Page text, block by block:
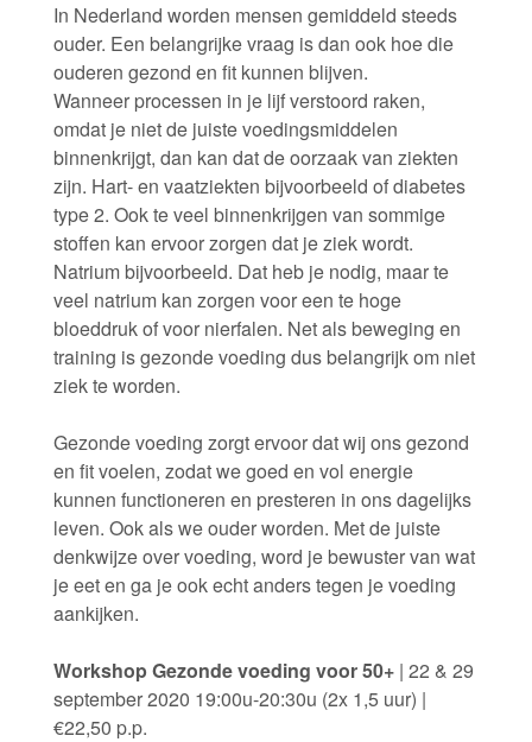
In Nederland worden mensen gemiddeld steeds
ouder. Een belangrijke vraag is dan ook hoe die
ouderen gezond en fit kunnen blijven.
Wanneer processen in je lijf verstoord raken,
omdat je niet de juiste voedingsmiddelen
binnenkrijgt, dan kan dat de oorzaak van ziekten
zijn. Hart- en vaatziekten bijvoorbeeld of diabetes
type 2. Ook te veel binnenkrijgen van sommige
stoffen kan ervoor zorgen dat je ziek wordt.
Natrium bijvoorbeeld. Dat heb je nodig, maar te
veel natrium kan zorgen voor een te hoge
bloeddruk of voor nierfalen. Net als beweging en
training is gezonde voeding dus belangrijk om niet
ziek te worden.
Gezonde voeding zorgt ervoor dat wij ons gezond
en fit voelen, zodat we goed en vol energie
kunnen functioneren en presteren in ons dagelijks
leven. Ook als we ouder worden. Met de juiste
denkwijze over voeding, word je bewuster van wat
je eet en ga je ook echt anders tegen je voeding
aankijken.
Workshop Gezonde voeding voor 50+| 22 & 29
september 2020 19:00u-20:30u (2x 1,5 uur) |
€22,50 p.p.